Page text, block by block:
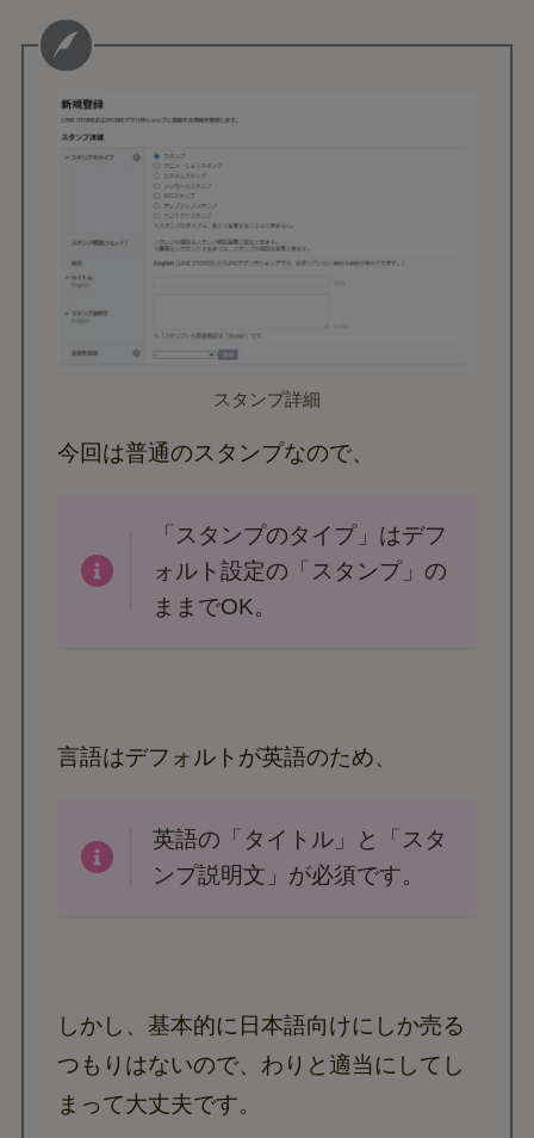
スタンプ詳細
今回は普通のスタンプなので、
「スタンプのタイプ」はデフ
ォルト設定の「スタンプ」の
ままでOK。
言語はデフォルトが英語のため、
英語の「タイトル」と「スタ
ンプ説明文」が必須です。
しかし、基本的に日本語向けにしか売る
つもりはないので、わりと適当にしてし
まって大丈夫です。